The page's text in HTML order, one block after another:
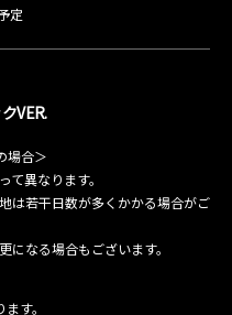
定
VER.
場合＞
異なります。
は若干日数が多くかかる場合がご
なる場合もございます。
す。